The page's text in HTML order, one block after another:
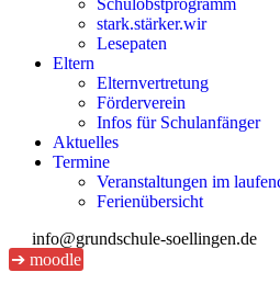
Schulobstprogramm
stark.stärker.wir
Lesepaten
Eltern
Elternvertretung
Förderverein
Infos für Schulanfänger
Aktuelles
Termine
Veranstaltungen im
Ferienübersicht
info@grundschule-soellingen.de
➔ moodle